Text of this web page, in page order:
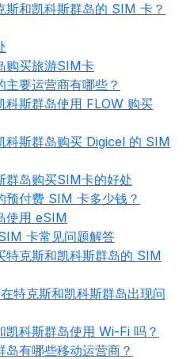
斯和凯科斯群岛的 SIM 卡？
购买旅游SIM卡
要运营商有哪些？
科斯群岛使用 FLOW 购买
科斯群岛购买 Digicel 的 SIM
群岛购买SIM卡的好处
预付费 SIM 卡多少钱？
使用 eSIM
卡常见问题解答
特克斯和凯科斯群岛的 SIM
特克斯和凯科斯群岛出现问
凯科斯群岛使用 Wi-Fi 吗？
岛有哪些移动运营商？